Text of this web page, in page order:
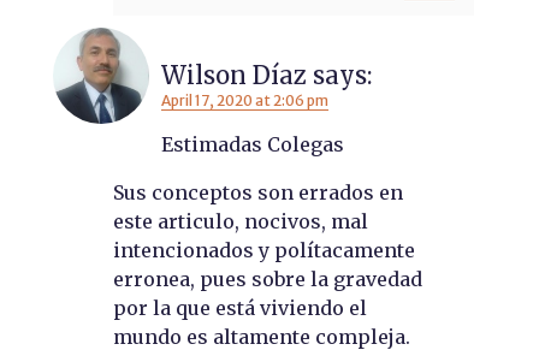
Wilson Díaz says:
April 17, 2020 at 2:06 pm
Estimadas Colegas
Sus conceptos son errados en
este articulo, nocivos, mal
intencionados y polítacamente
erronea, pues sobre la gravedad
por la que está viviendo el
mundo es altamente compleja.